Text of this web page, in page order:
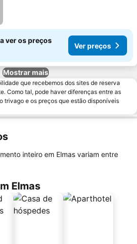
ver os preços
Ver preços
Mostrar mais
que recebemos dos sites de reserva
Como tal, pode haver diferenças entre as
trivago e os preços que estão disponíveis
inteiro em Elmas variam entre
Elmas